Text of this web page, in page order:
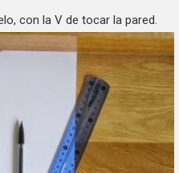
con la V de tocar la pared.